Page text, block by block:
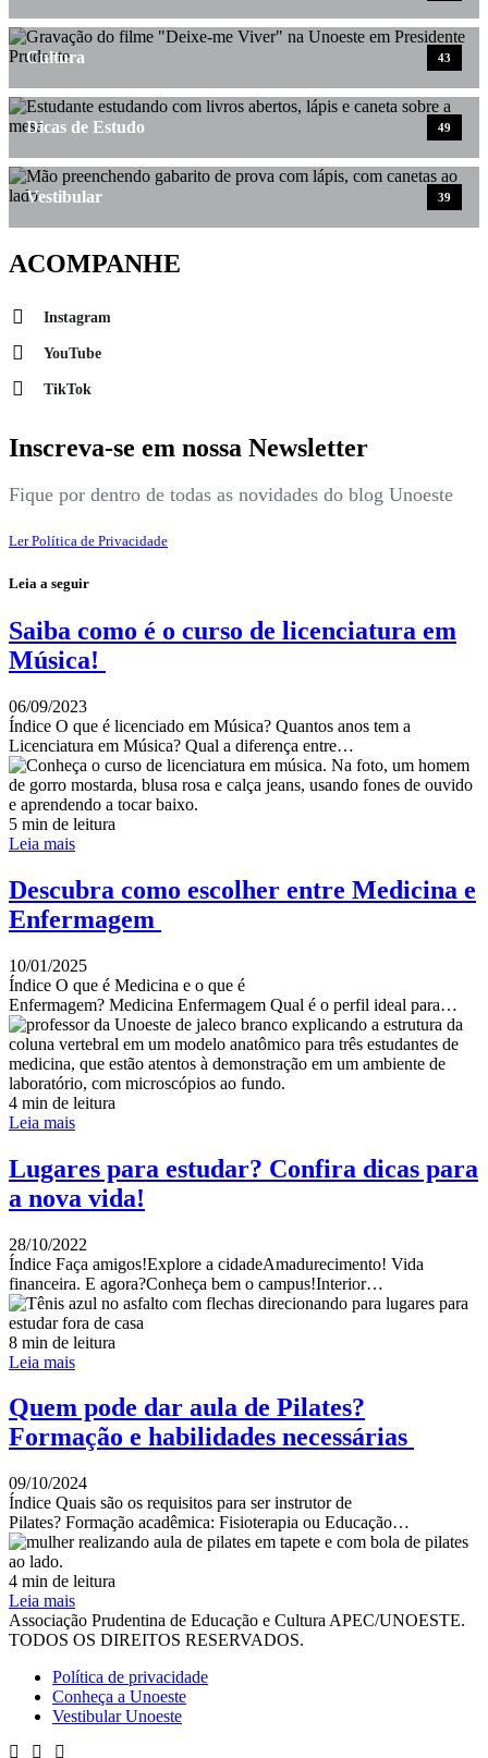
Cultura 43
Dicas de Estudo 49
Vestibular 39
ACOMPANHE
Instagram
YouTube
TikTok
Inscreva-se em nossa Newsletter
Fique por dentro de todas as novidades do blog Unoeste
Ler Política de Privacidade
Leia a seguir
Saiba como é o curso de licenciatura em
Música!
06/09/2023
Índice O que é licenciado em Música? Quantos anos tem a
Licenciatura em Música? Qual a diferença entre…
5 min de leitura
Leia mais
Descubra como escolher entre Medicina e
Enfermagem
10/01/2025
Índice O que é Medicina e o que é
Enfermagem? Medicina Enfermagem Qual é o perfil ideal para…
4 min de leitura
Leia mais
Lugares para estudar? Confira dicas para
a nova vida!
28/10/2022
Índice Faça amigos!Explore a cidadeAmadurecimento! Vida
financeira. E agora?Conheça bem o campus!Interior…
8 min de leitura
Leia mais
Quem pode dar aula de Pilates?
Formação e habilidades necessárias
09/10/2024
Índice Quais são os requisitos para ser instrutor de
Pilates? Formação acadêmica: Fisioterapia ou Educação…
4 min de leitura
Leia mais
Associação Prudentina de Educação e Cultura APEC/UNOESTE.
TODOS OS DIREITOS RESERVADOS.
Política de privacidade
Conheça a Unoeste
Vestibular Unoeste